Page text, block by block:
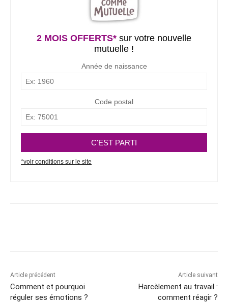
Article précédent
Comment et pourquoi
réguler ses émotions ?
Article suivant
Harcèlement au travail :
comment réagir ?